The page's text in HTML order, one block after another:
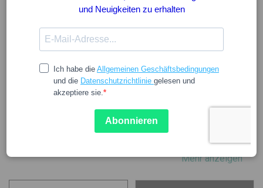
AQUILEA
Gegründet im Jahr 1978, ist es die Mission von Aquilea,
im Zusammenhang mit dem Wohlbefinden bereitzustellen,
zugänglich für alle.
Mit der Kraft der Natur als Basis, versucht Aquilea, alle
Mehr anzeigen